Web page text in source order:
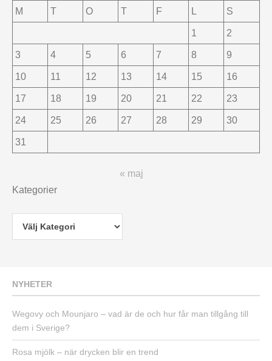
M
T O T F L S
1 2
3 4 5 6 7 8 9
10 11 12 13 14 15 16
17 18 19 20 21 22 23
24 25 26 27 28 29 30
31
« maj
Kategorier
NYHETER
Wegovy och Mounjaro – vad är de och hur får man tillgång till
dem i Sverige?
Rosa mjölk – när drycken blir en trend